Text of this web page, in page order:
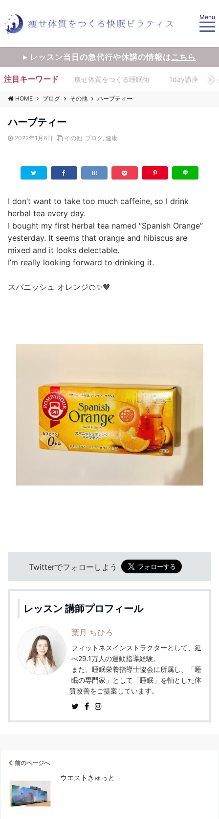
Menu
▸ レッスン当日の急代行や休講の情報はこちら
注目キーワード 痩せ体質をつくる睡眠術 1day講座
HOME ブログ その他 ハーブティー
ハーブティー
2022年1月6日 その他, ブログ, 健康
I don’t want to take too much caffeine, so I drink
herbal tea every day.
I bought my first herbal tea named “Spanish Orange”
yesterday. It seems that orange and hibiscus are
mixed and it looks delectable.
I’m really looking forward to drinking it.
スパニッシュ オレンジ🍊✨🧡
Twitterでフォローしよう
レッスン 講師プロフィール
葉月 ちひろ
フィットネスインストラクターとして、延
べ29.1万人の運動指導経験。
また、睡眠栄養指導士協会に所属し、「睡
眠の専門家」として「睡眠」を軸とした体
質改善をご提案しています。
前のページへ
ウエストきゅっと